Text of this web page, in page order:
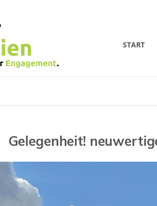
START
Gelegenheit!